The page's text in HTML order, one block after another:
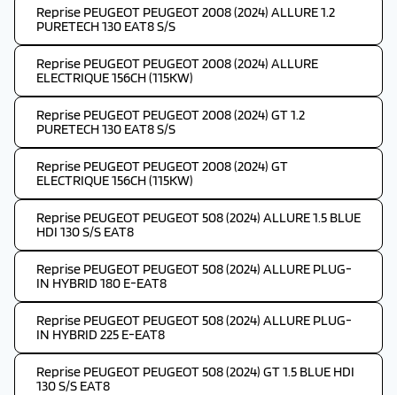
Reprise PEUGEOT PEUGEOT 2008 (2024) ALLURE 1.2
PURETECH 130 EAT8 S/S
Reprise PEUGEOT PEUGEOT 2008 (2024) ALLURE
ELECTRIQUE 156CH (115KW)
Reprise PEUGEOT PEUGEOT 2008 (2024) GT 1.2
PURETECH 130 EAT8 S/S
Reprise PEUGEOT PEUGEOT 2008 (2024) GT
ELECTRIQUE 156CH (115KW)
Reprise PEUGEOT PEUGEOT 508 (2024) ALLURE 1.5 BLUE
HDI 130 S/S EAT8
Reprise PEUGEOT PEUGEOT 508 (2024) ALLURE PLUG-
IN HYBRID 180 E-EAT8
Reprise PEUGEOT PEUGEOT 508 (2024) ALLURE PLUG-
IN HYBRID 225 E-EAT8
Reprise PEUGEOT PEUGEOT 508 (2024) GT 1.5 BLUE HDI
130 S/S EAT8